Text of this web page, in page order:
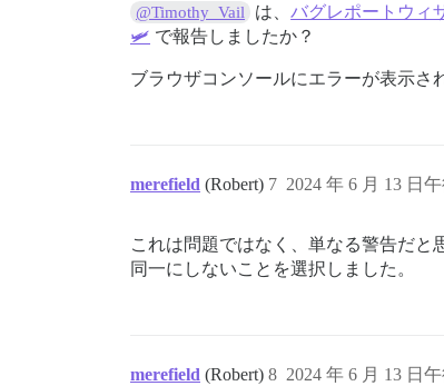
@Timothy_Vail は、バグレポートウィ
🛩 で報告しましたか？
ブラウザコンソールにエラーが表示さ
merefield (Robert) 2024 年 6 月 13 日午
7
これは問題ではなく、単なる警告だと
同一にしないことを選択しました。
merefield (Robert) 2024 年 6 月 13 日
8